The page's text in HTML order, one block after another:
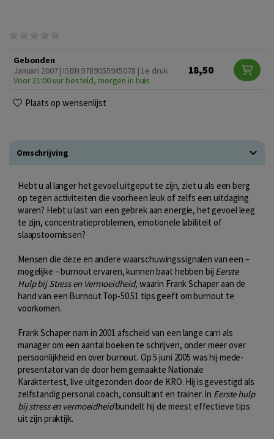
Gebonden
Januari 2007 | ISBN 9789055945078 | 1e druk
Voor 21:00 uur besteld, morgen in huis
18,50
Plaats op wensenlijst
Omschrijving
Hebt u al langer het gevoel uitgeput te zijn, ziet u als een berg
op tegen activiteiten die voorheen leuk of zelfs een uitdaging
waren? Hebt u last van een gebrek aan energie, het gevoel leeg
te zijn, concentratieproblemen, emotionele labiliteit of
slaapstoornissen?
Mensen die deze en andere waarschuwingssignalen van een –
mogelijke – burnout ervaren, kunnen baat hebben bij Eerste
Hulp bij Stress en Vermoeidheid, waarin Frank Schaper aan de
hand van een Burnout Top-50 51 tips geeft om burnout te
voorkomen.
Frank Schaper nam in 2001 afscheid van een lange carri als
manager om een aantal boeken te schrijven, onder meer over
persoonlijkheid en over burnout. Op 5 juni 2005 was hij mede-
presentator van de door hem gemaakte Nationale
Karaktertest, live uitgezonden door de KRO. Hij is gevestigd als
zelfstandig personal coach, consultant en trainer. In Eerste hulp
bij stress en vermoeidheidbundelt hij de meest effectieve tips
uit zijn praktijk.